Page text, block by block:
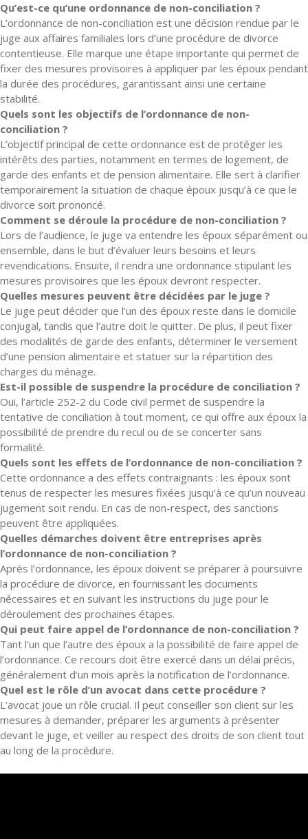
Qu’est-ce qu’une ordonnance de non-conciliation ?
L’ordonnance de non-conciliation est une décision rendue par le
juge aux affaires familiales lors d’une procédure de divorce
contentieuse. Elle marque une étape importante qui permet de
fixer des mesures provisoires à appliquer par les époux pendant
la durée des procédures, garantissant ainsi une certaine
stabilité.
Quels sont les objectifs de l’ordonnance de non-
conciliation ?
L’objectif principal de cette ordonnance est de protéger les
intérêts des parties, notamment en termes de logement, de
garde des enfants et de pension alimentaire. Elle sert à clarifier
temporairement la situation de chaque époux jusqu’à ce que le
divorce soit prononcé.
Comment se déroule la procédure de non-conciliation ?
Lors de l’audience, le juge va entendre les époux séparément ou
ensemble, dans le but d’évaluer leurs besoins et leurs
revendications. Ensuite, il rendra une ordonnance stipulant les
mesures provisoires que les époux devront respecter.
Quelles mesures peuvent être décidées par le juge ?
Le juge peut décider que l’un des époux reste dans le domicile
conjugal, tandis que l’autre doit le quitter. De plus, il peut fixer
des modalités de garde des enfants, déterminer le versement
d’une pension alimentaire et statuer sur la répartition des
charges du ménage.
Est-il possible de suspendre la procédure de conciliation ?
Oui, l’article 252-2 du Code civil permet de suspendre la
tentative de conciliation à tout moment, ce qui offre aux époux la
possibilité de prendre du recul ou de se concerter sans
formalité.
Quels sont les effets de l’ordonnance de non-conciliation ?
Cette ordonnance a des effets contraignants : les époux sont
tenus de respecter les mesures fixées jusqu’à ce qu’un nouveau
jugement soit rendu. En cas de non-respect, des sanctions
peuvent être appliquées.
Quelles démarches doivent être entreprises après
l’ordonnance de non-conciliation ?
Après l’ordonnance, les époux doivent se préparer à poursuivre
la procédure de divorce, en fournissant les documents
nécessaires et en suivant les instructions du juge pour le
déroulement des prochaines étapes.
Qui peut faire appel de l’ordonnance de non-conciliation ?
Tant l’un que l’autre des époux a la possibilité de faire appel de
l’ordonnance. Ce recours doit être exercé dans un délai précis,
généralement d’un mois après la notification de l’ordonnance.
Quel est le rôle d’un avocat dans cette procédure ?
L’avocat joue un rôle crucial. Il peut conseiller son client sur les
mesures à demander, préparer les arguments à présenter
devant le juge, et veiller au respect des droits de son client tout
au long de la procédure.